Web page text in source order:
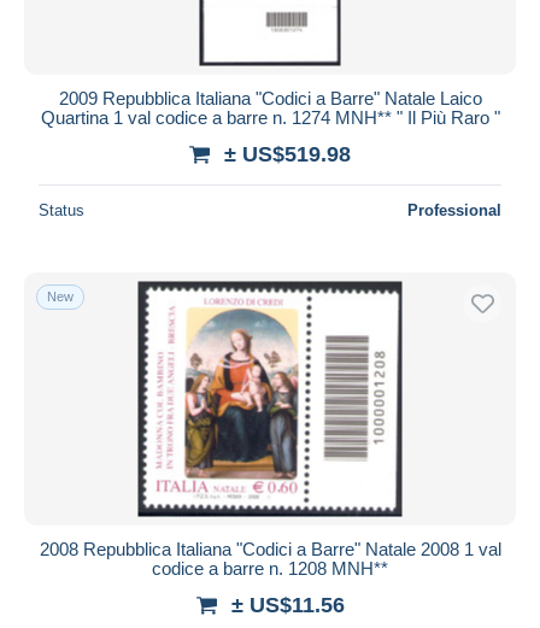
2009 Repubblica Italiana "Codici a Barre" Natale Laico
Quartina 1 val codice a barre n. 1274 MNH** " Il Più Raro "
± US$519.98
Status Professional
New
2008 Repubblica Italiana "Codici a Barre" Natale 2008 1 val
codice a barre n. 1208 MNH**
± US$11.56